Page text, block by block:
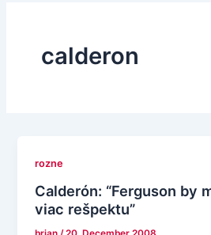
calderon
rozne
Calderón: “Ferguson by
viac rešpektu”